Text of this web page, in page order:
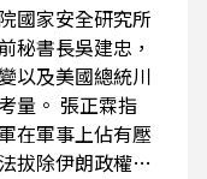
國家安全研究所
秘書長吳建忠，
以及美國總統川
霖指
在軍事上佔有壓
拔除伊朗政權的